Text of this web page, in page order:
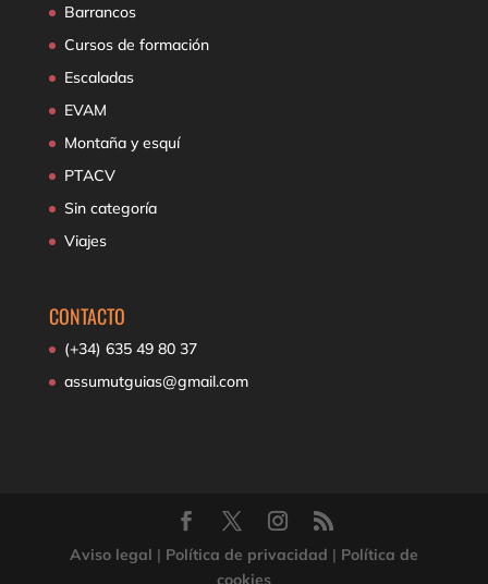
Barrancos
Cursos de formación
Escaladas
EVAM
Montaña y esquí
PTACV
Sin categoría
Viajes
CONTACTO
(+34) 635 49 80 37
assumutguias@gmail.com
Aviso legal | Política de privacidad | Política de
cookies